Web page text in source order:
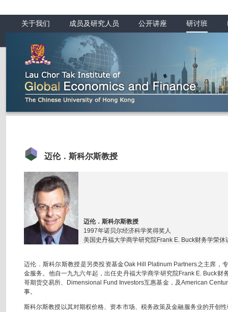
关于我们 成员及研究人员 公开讲座 研讨班
迈伦．斯科尔斯教授
迈伦．斯科尔斯教授
1997年诺贝尔经济科学奖得奖人
美国史丹福大学商学研究院Frank E. Buck财务学荣休
迈伦．斯科尔斯教授是另类投资基金Oak Hill Platinum Partners之主席，
金服务。他自一九九六年起，出任史丹福大学商学研究院Frank E. Buck财
哥期货交易所、Dimensional Fund Investors互惠基金，及American
事。
斯科尔斯教授以其对期权价格、资本市场、税务政策及金融服务业的开创